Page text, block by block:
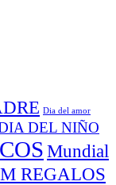
Dia del amor
DEL NIÑO
Mundial
REGALOS